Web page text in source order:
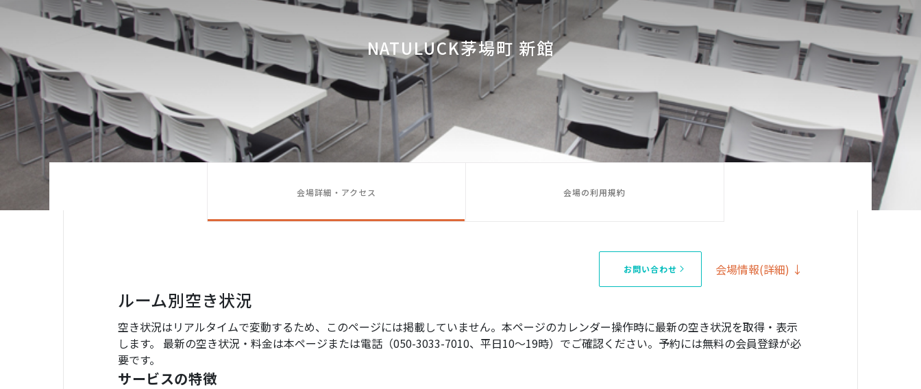
NATULUCK茅場町 新館
会場詳細・アクセス 会場の利用規約
お問い合わせ 会場情報(詳細) ↓
ルーム別空き状況
空き状況はリアルタイムで変動するため、このページには掲載していません。本ページのカレンダー操作時に最新の空き状況を取得・表示
します。 最新の空き状況・料金は本ページまたは電話（050-3033-7010、平日10〜19時）でご確認ください。予約には無料の会員登録が必
要です。
サービスの特徴